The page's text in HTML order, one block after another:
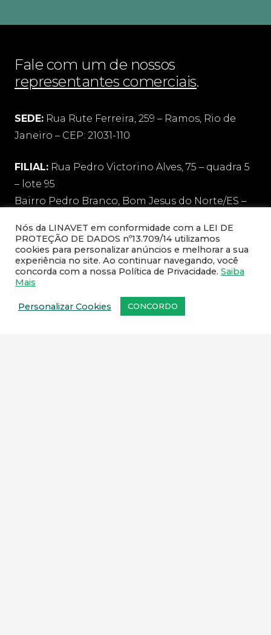
Fale com um de nossos
representantes comerciais.
SEDE: Rua Rute Ferreira, 259 – Ramos, Rio de
Janeiro – CEP: 21031-110
FILIAL: Rua Pedro Victorino Alves, 75 – quadra 5
– lote 95
Bairro Pedro Branco, Bom Jesus do Norte/ES –
Zona oeste e Baixada – 21 98744-5899
Zona Norte e Zona Sul – 21 97953-2419
Niteroi, São Gonçalo e demais regiões – 21
97136-1606
Nós da LINAVET em conformidade com a LEI DE
PROTEÇÃO DE DADOS nº13.709/14 utilizamos
cookies para personalizar anúncios e melhorar a sua
experiência no site. Ao continuar navegando, você
concorda com a nossa Política de Privacidade. Saiba
Mais
Personalizar Cookies CONCORDO